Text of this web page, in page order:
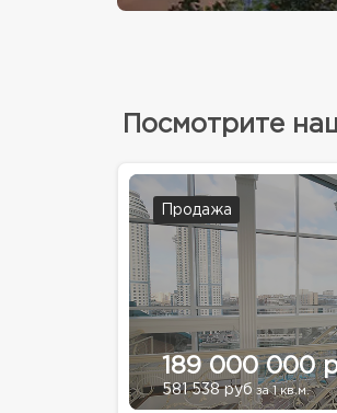
Посмотрите
Продажа
189 000 000
581 538 рубза 1 кв.м.